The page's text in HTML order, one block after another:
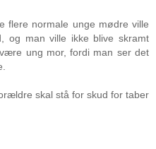
flere normale unge mødre ville
og man ville ikke blive skramt
ung mor, fordi man ser det
skal stå for skud for taber